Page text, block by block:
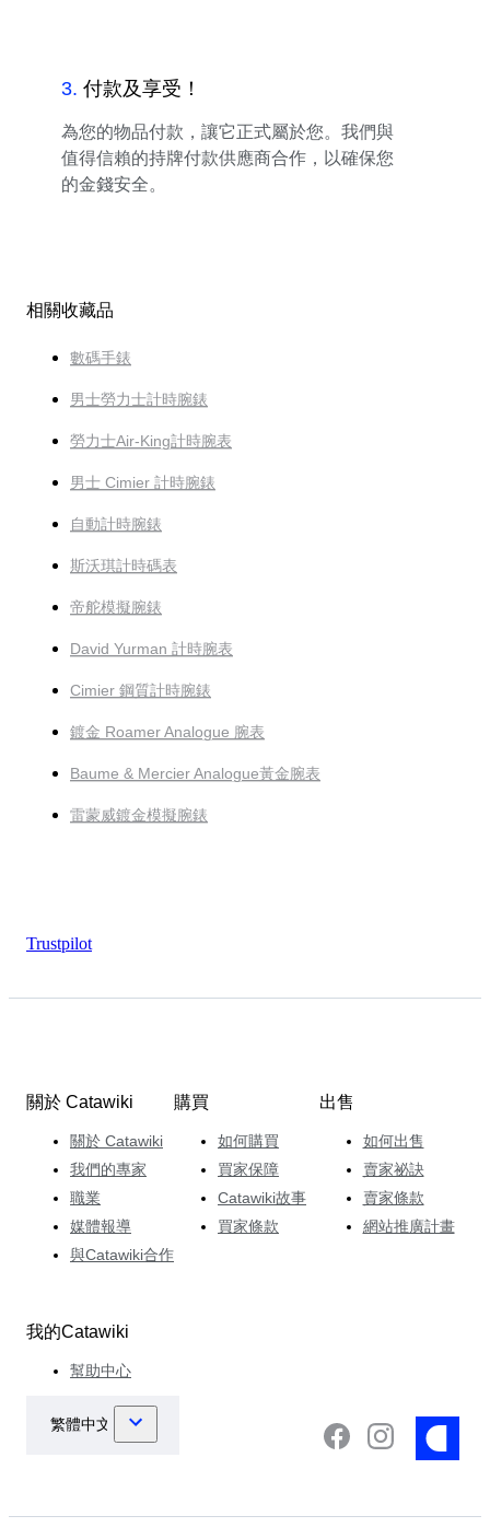
3. 付款及享受！
為您的物品付款，讓它正式屬於您。我們與
值得信賴的持牌付款供應商合作，以確保您
的金錢安全。
相關收藏品
數碼手錶
男士勞力士計時腕錶
勞力士Air-King計時腕表
男士 Cimier 計時腕錶
自動計時腕錶
斯沃琪計時碼表
帝舵模擬腕錶
David Yurman 計時腕表
Cimier 鋼質計時腕錶
鍍金 Roamer Analogue 腕表
Baume & Mercier Analogue黃金腕表
雷蒙威鍍金模擬腕錶
Trustpilot
關於 Catawiki
關於 Catawiki
我們的專家
職業
媒體報導
與Catawiki合作
購買
如何購買
買家保障
Catawiki故事
買家條款
出售
如何出售
賣家祕訣
賣家條款
網站推廣計畫
我的Catawiki
幫助中心